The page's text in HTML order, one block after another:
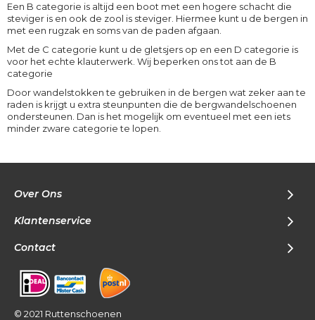
Een B categorie is altijd een boot met een hogere schacht die
steviger is en ook de zool is steviger. Hiermee kunt u de bergen in
met een rugzak en soms van de paden afgaan.
Met de C categorie kunt u de gletsjers op en een D categorie is
voor het echte klauterwerk. Wij beperken ons tot aan de B
categorie
Door wandelstokken te gebruiken in de bergen wat zeker aan te
raden is krijgt u extra steunpunten die de bergwandelschoenen
ondersteunen. Dan is het mogelijk om eventueel met een iets
minder zware categorie te lopen.
Over Ons
Klantenservice
Contact
© 2021 Ruttenschoenen